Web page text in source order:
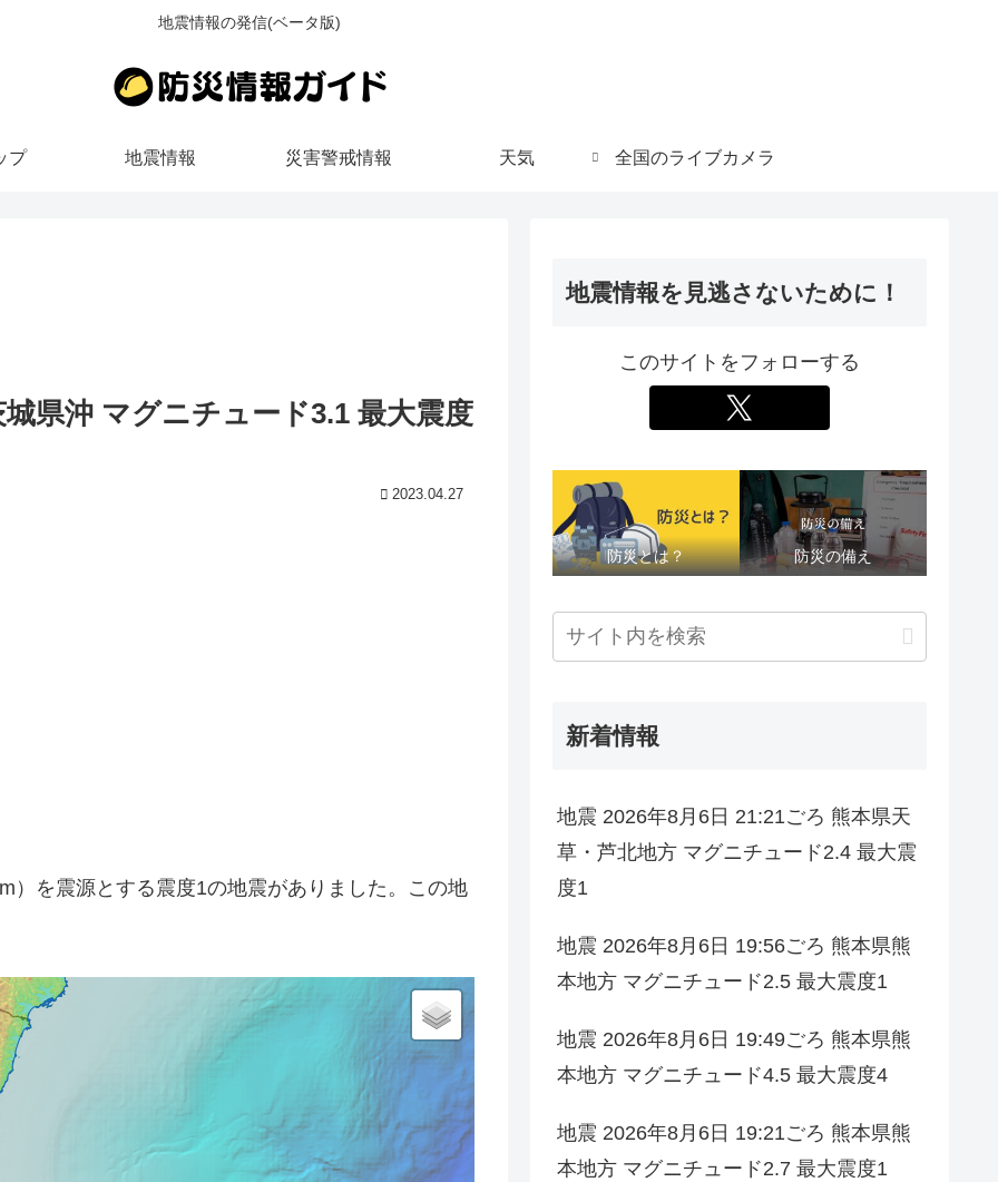
地震情報の発信(ベータ版)
プ 地震情報 災害警戒情報 天気 全国のライブカメラ
県沖 マグニチュード3.1 最大震度
2023.04.27
）を震源とする震度1の地震がありました。この地
地震情報を見逃さないために！
このサイトをフォローする
防災とは？ 防災の備え
新着情報
地震 2026年8月6日 21:21ごろ 熊本県天
草・芦北地方 マグニチュード2.4 最大震
度1
地震 2026年8月6日 19:56ごろ 熊本県熊
本地方 マグニチュード2.5 最大震度1
地震 2026年8月6日 19:49ごろ 熊本県熊
本地方 マグニチュード4.5 最大震度4
地震 2026年8月6日 19:21ごろ 熊本県熊
本地方 マグニチュード2.7 最大震度1